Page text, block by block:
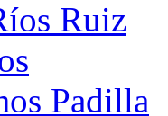
Ruiz
Padilla